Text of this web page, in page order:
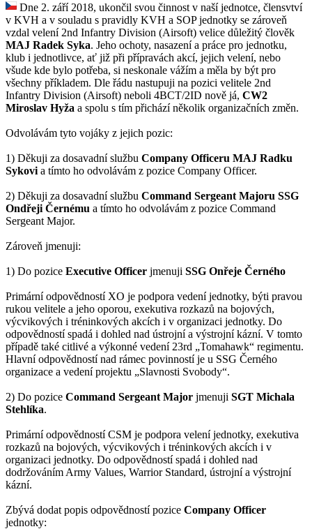
Dne 2. září 2018, ukončil svou činnost v naší jednotce, člensvtví
v KVH a v souladu s pravidly KVH a SOP jednotky se zároveň
vzdal velení 2nd Infantry Division (Airsoft) velice důležitý člověk
MAJ Radek Syka. Jeho ochoty, nasazení a práce pro jednotku,
klub i jednotlivce, ať již při přípravách akcí, jejich velení, nebo
všude kde bylo potřeba, si neskonale vážím a měla by být pro
všechny příkladem. Dle řádu nastupuji na pozici velitele 2nd
Infantry Division (Airsoft) neboli 4BCT/2ID nově já, CW2
Miroslav Hyža a spolu s tím přichází několik organizačních změn.
Odvolávám tyto vojáky z jejich pozic:
1) Děkuji za dosavadní službu Company Officeru MAJ Radku
Sykovi a tímto ho odvolávám z pozice Company Officer.
2) Děkuji za dosavadní službu Command Sergeant Majoru SSG
Ondřeji Černému a tímto ho odvolávám z pozice Command
Sergeant Major.
Zároveň jmenuji:
1) Do pozice Executive Officer jmenuji SSG Onřeje Černého
Primární odpovědností XO je podpora vedení jednotky, býti pravou
rukou velitele a jeho oporou, exekutiva rozkazů na bojových,
výcvikových i tréninkových akcích i v organizaci jednotky. Do
odpovědností spadá i dohled nad ústrojní a výstrojní kázní. V tomto
případě také citlivé a výkonné vedení 23rd „Tomahawk“ regimentu.
Hlavní odpovědností nad rámec povinností je u SSG Černého
organizace a vedení projektu „Slavnosti Svobody“.
2) Do pozice Command Sergeant Major jmenuji SGT Michala
Stehlíka.
Primární odpovědností CSM je podpora velení jednotky, exekutiva
rozkazů na bojových, výcvikových i tréninkových akcích i v
organizaci jednotky. Do odpovědností spadá i dohled nad
dodržováním Army Values, Warrior Standard, ústrojní a výstrojní
kázní.
Zbývá dodat popis odpovědností pozice Company Officer
jednotky: